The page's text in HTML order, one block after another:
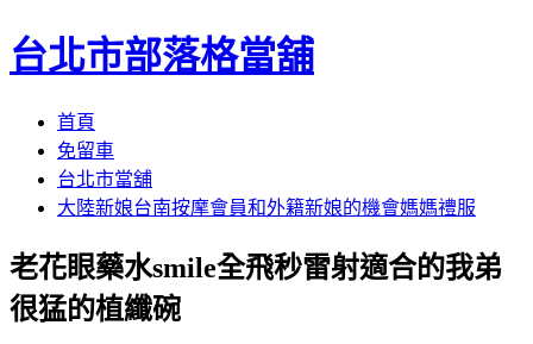
台北市部落格當舖
首頁
免留車
台北市當舖
大陸新娘台南按摩會員和外籍新娘的機會媽媽禮服
老花眼藥水smile全飛秒雷射適合的我弟
很猛的植纖碗